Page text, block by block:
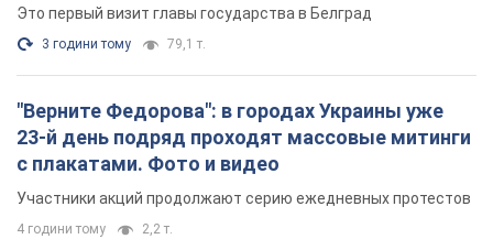
Это первый визит главы государства в Белград
3 години тому 79,1 т.
"Верните Федорова": в городах Украины уже
23-й день подряд проходят массовые митинги
с плакатами. Фото и видео
Участники акций продолжают серию ежедневных протестов
4 години тому 2,2 т.